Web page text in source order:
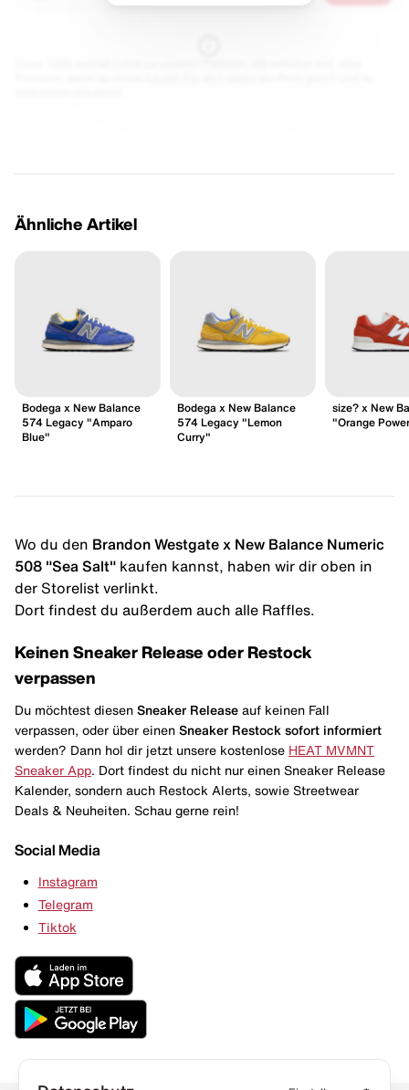
Ähnliche Artikel
Bodega x New Balance
574 Legacy "Amparo
Blue"
Bodega x New Balance
574 Legacy "Lemon
Curry"
size? x New
"Orange
Wo du den Brandon Westgate x New Balance Numeric
508 "Sea Salt" kaufen kannst, haben wir dir oben in
der Storelist verlinkt.
Dort findest du außerdem auch alle Raffles.
Keinen Sneaker Release oder Restock
verpassen
Du möchtest diesen Sneaker Release auf keinen Fall
verpassen, oder über einen Sneaker Restock sofort informiert
werden? Dann hol dir jetzt unsere kostenlose HEAT MVMNT
Sneaker App . Dort findest du nicht nur einen Sneaker Release
Kalender, sondern auch Restock Alerts, sowie Streetwear
Deals & Neuheiten. Schau gerne rein!
Social Media
Instagram
Telegram
Tiktok